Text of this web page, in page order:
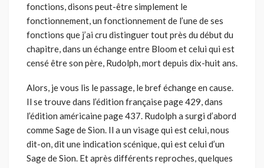
fonctions, disons peut-être simplement le
fonctionnement, un fonctionnement de l’une de ses
fonctions que j’ai cru distinguer tout près du début du
chapitre, dans un échange entre Bloom et celui qui est
censé être son père, Rudolph, mort depuis dix-huit ans.
Alors, je vous lis le passage, le bref échange en cause.
Il se trouve dans l’édition française page 429, dans
l’édition américaine page 437. Rudolph a surgi d’abord
comme Sage de Sion. Il a un visage qui est celui, nous
dit-on, dit une indication scénique, qui est celui d’un
Sage de Sion. Et après différents reproches, quelques